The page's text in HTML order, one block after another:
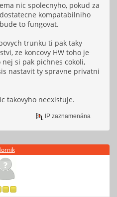
nic spolecnyho, pokud za
kompatabilniho
to fungovat.
trunku ti pak taky
ze koncovy HW toho je
si pak pichnes cokoli,
nastavit ty spravne privatni
takovyho neexistuje.
IP zaznamenána